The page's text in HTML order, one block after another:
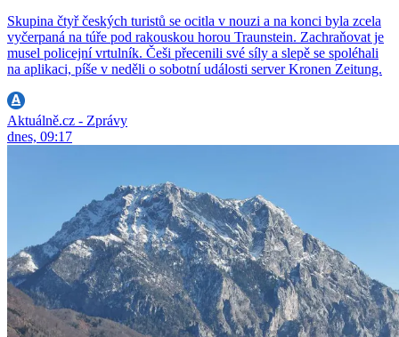
Skupina čtyř českých turistů se ocitla v nouzi a na konci byla zcela
vyčerpaná na túře pod rakouskou horou Traunstein. Zachraňovat je
musel policejní vrtulník. Češi přecenili své síly a slepě se spoléhali
na aplikaci, píše v neděli o sobotní události server Kronen Zeitung.
Aktuálně.cz - Zprávy
dnes, 09:17